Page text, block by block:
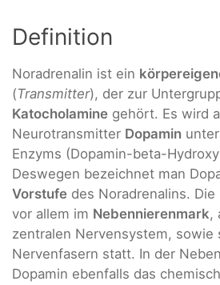
Definition
Noradrenalin ist ein
(Transmitter), der zur
Katocholamine gehört. Es wird
Neurotransmitter Dopamin
Enzyms (Dopamin-beta-
Deswegen bezeichnet man
Vorstufe des Noradrenalins.
vor allem im Nebennierenmark,
zentralen Nervensystem, sowie
Nervenfasern statt. In der
Dopamin ebenfalls das